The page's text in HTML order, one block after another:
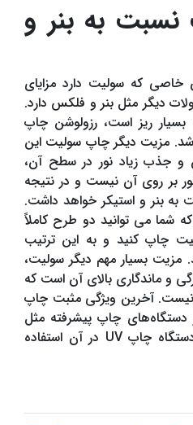
نسبت به بنر و
که سولیت دارد مزایای
دیگر مثل بنر و فلکس دارد.
ریز است، رزولوشن چاپ
مزیت دیگر چاپ سولیت این
و جذب زیاد نور در سطح آن،
بر روی آن نیست و در نتیجه
بنر و استیکر خواهد داشت.
می توانید دو طرح کاملاً
چاپ کنید و به این ترتیب
مزیت بسیار مهم دیگر سولیت،
و ماندگاری بالای آن است که
نیست. آخرین ویژگی مثبت چاپ
چاپ پیشرفته مثل
دستگاه چاپ اکوسالونت و دستگاه چاپ UV در آن استفاده